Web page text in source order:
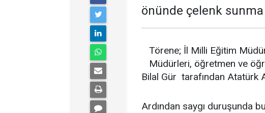
önünde çelenk
Törene; İl Milli Eğitim
Müdürleri, öğretmen ve
Bilal Gür tarafından Atatürk
Ardından saygı duruşunda